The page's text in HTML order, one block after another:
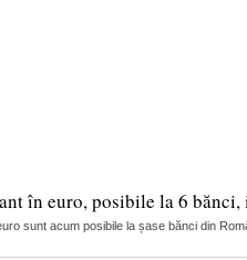
în euro, posibile la 6
sunt acum posibile la șase bănci din